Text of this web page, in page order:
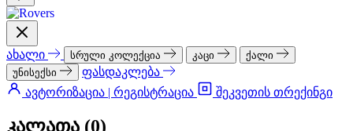
ახალი სრული კოლექცია კაცი
ქალი
უნისექსი
ფასდაკლება
ავტორიზაცია | რეგისტრაცია
შეკვეთის თრექინგი
კალათა (0)